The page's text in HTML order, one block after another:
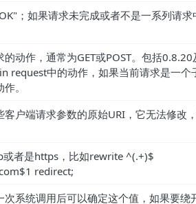
；如果请求未完成或者不是一系列请求
动作，通常为GET或POST。包括
request中的动作，如果当前请求是一个
。
客户端请求参数的原始URI，它无法修改
者是https，比如rewrite ^(.+)$
redirect;
系统调用后可以确定这个值，如果要绕